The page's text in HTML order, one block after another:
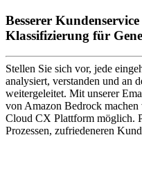
Besserer
Klassifizierung für
Stellen Sie sich vor, jede
analysiert, verstanden und an
weitergeleitet. Mit unserer
von Amazon Bedrock
Cloud CX Plattform möglich.
Prozessen, zufriedeneren